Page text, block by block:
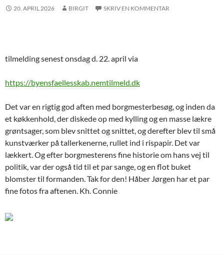
20. APRIL 2026 BIRGIT SKRIV EN KOMMENTAR
tilmelding senest onsdag d. 22. april via
https://byensfaellesskab.nemtilmeld.dk
Det var en rigtig god aften med borgmesterbesøg, og inden da
et køkkenhold, der diskede op med kylling og en masse lækre
grøntsager, som blev snittet og snittet, og derefter blev til små
kunstværker på tallerkenerne, rullet ind i rispapir. Det var
lækkert. Og efter borgmesterens fine historie om hans vej til
politik, var der også tid til et par sange, og en flot buket
blomster til formanden. Tak for den! Håber Jørgen har et par
fine fotos fra aftenen. Kh. Connie